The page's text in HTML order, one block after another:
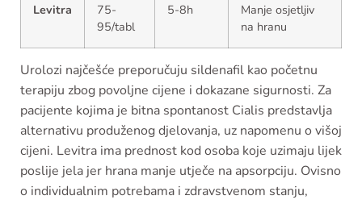
Levitra
75-
95/tabl
5-8h
Manje osjetljiv
na hranu
Urolozi najčešće preporučuju sildenafil kao početnu
terapiju zbog povoljne cijene i dokazane sigurnosti. Za
pacijente kojima je bitna spontanost Cialis predstavlja
alternativu produženog djelovanja, uz napomenu o višoj
cijeni. Levitra ima prednost kod osoba koje uzimaju lijek
poslije jela jer hrana manje utječe na apsorpciju. Ovisno
o individualnim potrebama i zdravstvenom stanju,